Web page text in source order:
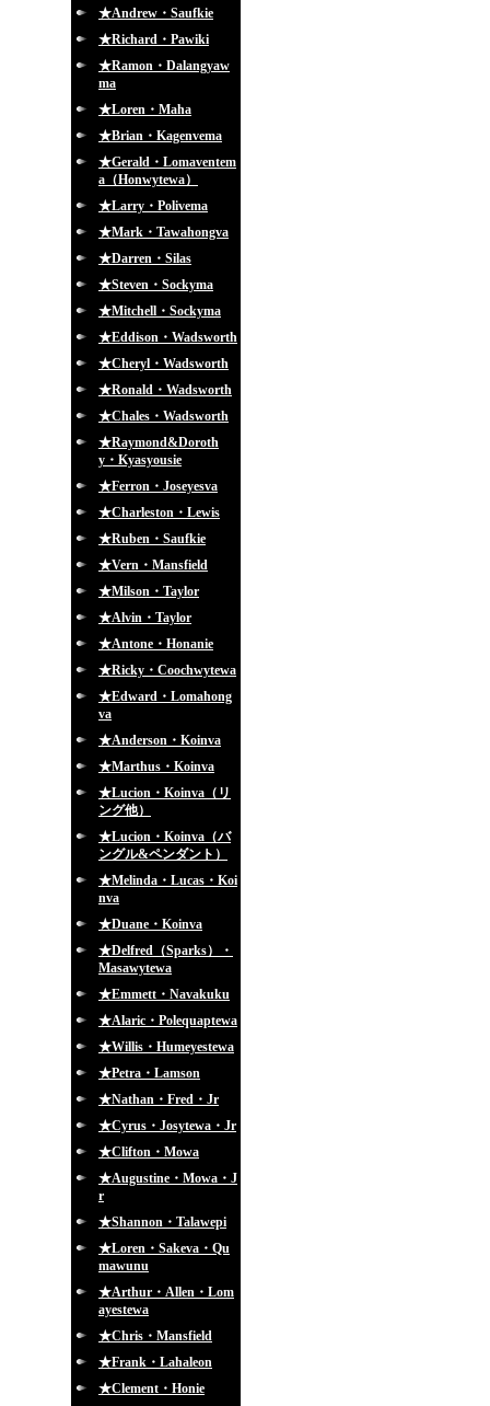
★Andrew・Saufkie
★Richard・Pawiki
★Ramon・Dalangyaw
ma
★Loren・Maha
★Brian・Kagenvema
★Gerald・Lomaventem
a（Honwytewa）
★Larry・Polivema
★Mark・Tawahongva
★Darren・Silas
★Steven・Sockyma
★Mitchell・Sockyma
★Eddison・Wadsworth
★Cheryl・Wadsworth
★Ronald・Wadsworth
★Chales・Wadsworth
★Raymond&Doroth
y・Kyasyousie
★Ferron・Joseyesva
★Charleston・Lewis
★Ruben・Saufkie
★Vern・Mansfield
★Milson・Taylor
★Alvin・Taylor
★Antone・Honanie
★Ricky・Coochwytewa
★Edward・Lomahong
va
★Anderson・Koinva
★Marthus・Koinva
★Lucion・Koinva（リ
ング他）
★Lucion・Koinva（バ
ングル&ペンダント）
★Melinda・Lucas・Koi
nva
★Duane・Koinva
★Delfred（Sparks）・
Masawytewa
★Emmett・Navakuku
★Alaric・Polequaptewa
★Willis・Humeyestewa
★Petra・Lamson
★Nathan・Fred・Jr
★Cyrus・Josytewa・Jr
★Clifton・Mowa
★Augustine・Mowa・J
r
★Shannon・Talawepi
★Loren・Sakeva・Qu
mawunu
★Arthur・Allen・Lom
ayestewa
★Chris・Mansfield
★Frank・Lahaleon
★Clement・Honie